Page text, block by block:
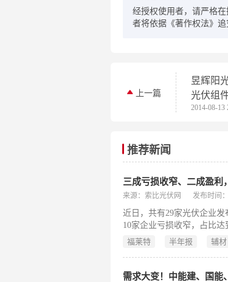
经授权使用者，请严格
者将依据《著作权法》
上一篇
昱辉阳
光伏组
2014-08-13
推荐新闻
三成亏损收窄、二成盈利
来源：索比光伏网 发布时间
近日，共有29家光伏企业发
10家企业亏损收窄，占比
20.69%。盈利：辅材龙头
福莱特 半年报 辅材